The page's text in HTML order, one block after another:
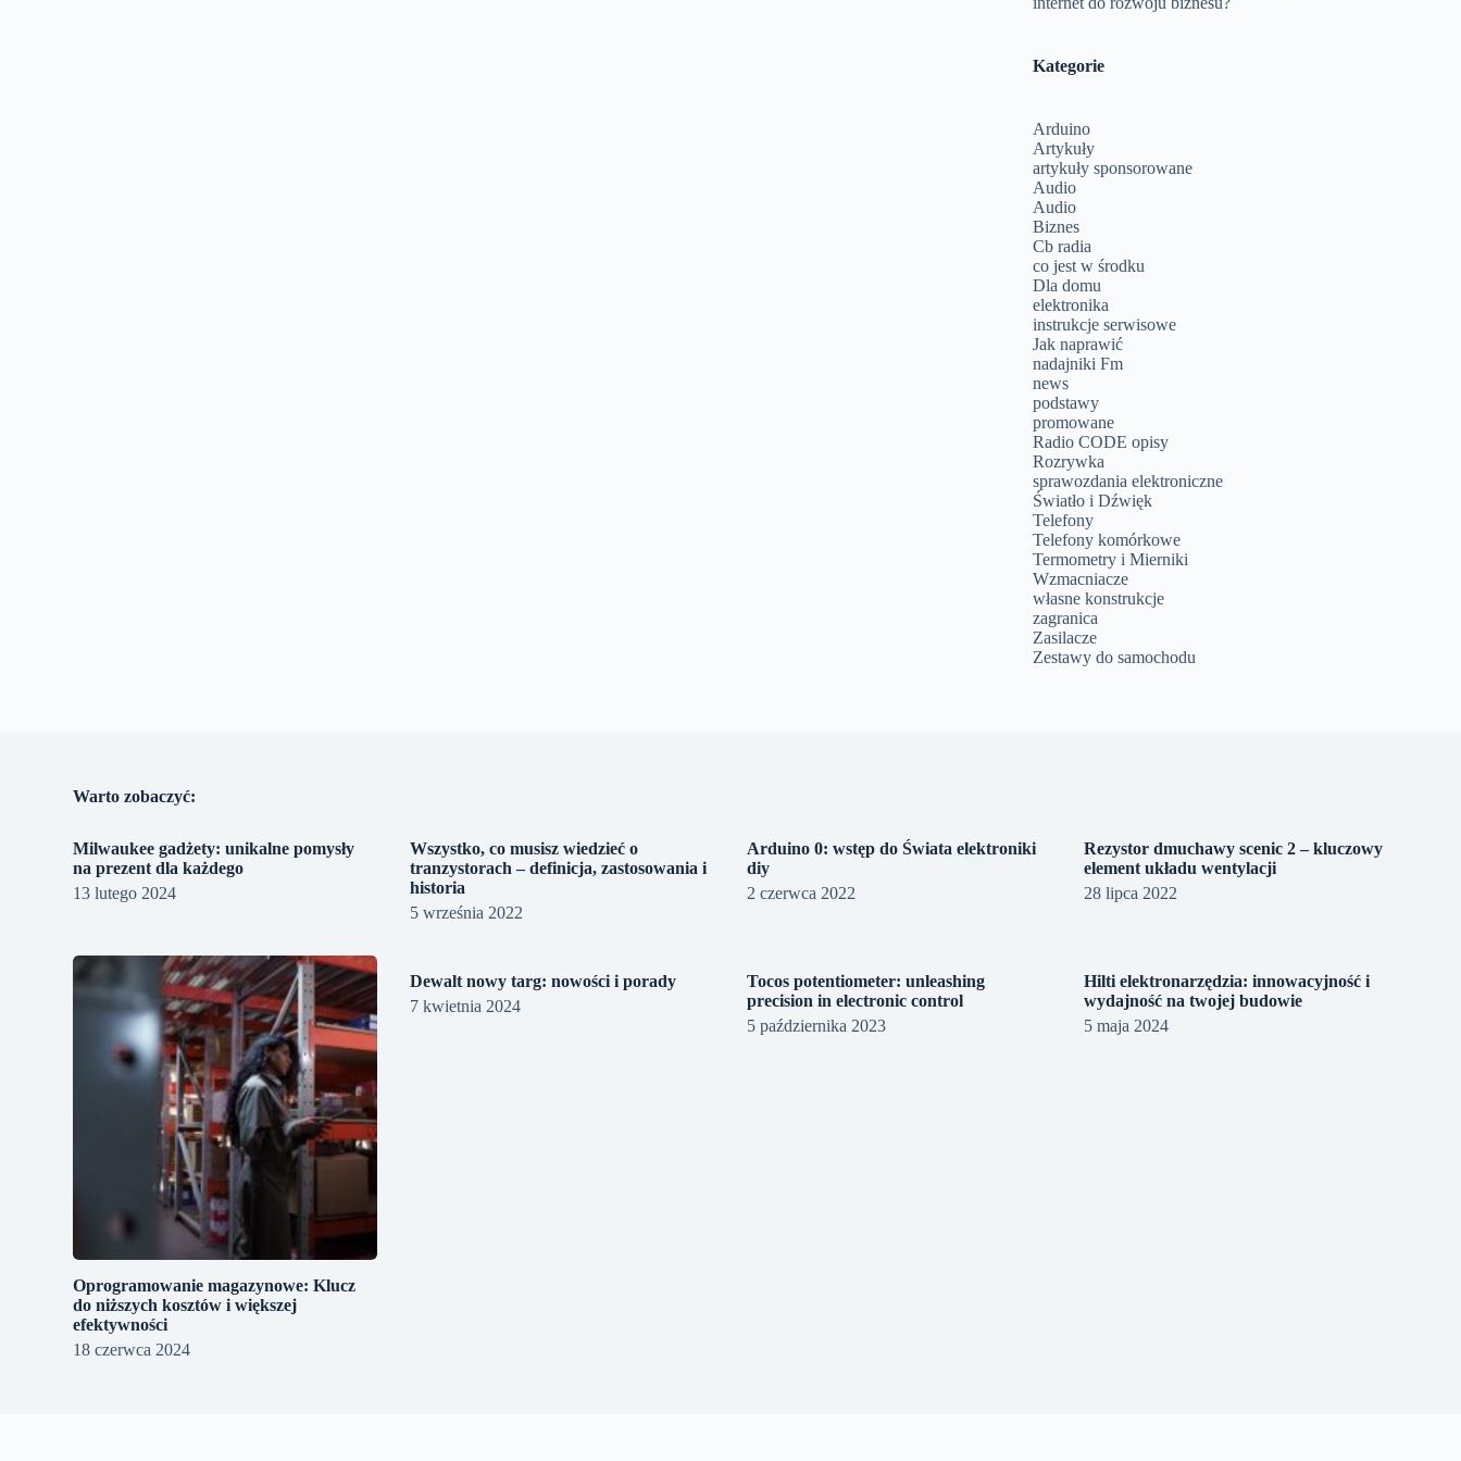
Kategorie
Arduino
Artykuły
artykuły sponsorowane
Audio
Audio
Biznes
Cb radia
co jest w środku
Dla domu
elektronika
instrukcje serwisowe
Jak naprawić
nadajniki Fm
news
podstawy
promowane
Radio CODE opisy
Rozrywka
sprawozdania elektroniczne
Światło i Dźwięk
Telefony
Telefony komórkowe
Termometry i Mierniki
Wzmacniacze
własne konstrukcje
zagranica
Zasilacze
Zestawy do samochodu
Warto zobaczyć:
Milwaukee gadżety: unikalne pomysły
na prezent dla każdego
13 lutego 2024
Wszystko, co musisz wiedzieć o
tranzystorach – definicja, zastosowania i
historia
5 września 2022
Arduino 0: wstęp do Świata elektroniki
diy
2 czerwca 2022
Rezystor dmuchawy scenic 2 – kluczowy
element układu wentylacji
28 lipca 2022
Oprogramowanie magazynowe: Klucz
do niższych kosztów i większej
efektywności
18 czerwca 2024
Dewalt nowy targ: nowości i porady
7 kwietnia 2024
Tocos potentiometer: unleashing
precision in electronic control
5 października 2023
Hilti elektronarzędzia: innowacyjność i
wydajność na twojej budowie
5 maja 2024